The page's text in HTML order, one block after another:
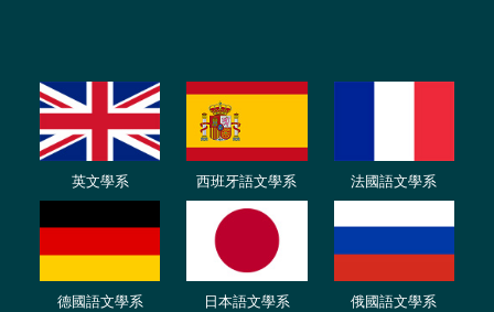
英文學系 西班牙語文學系 法國語文學系
德國語文學系 日本語文學系 俄國語文學系